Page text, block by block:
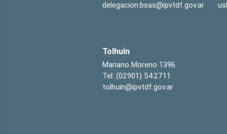
delegacion.bsas@ipvtdf.gov.ar
Tolhuin
Mariano Moreno 1396
Tel: (02901) 542711
tolhuin@ipvtdf.gov.ar